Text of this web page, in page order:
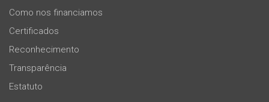
Como nos financiamos
Certificados
Reconhecimento
Transparência
Estatuto